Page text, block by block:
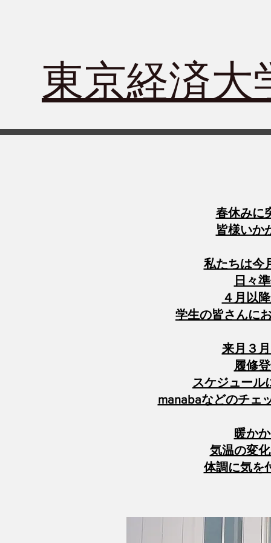
東京経済大
春休みに
皆様いか
私たちは今
日々
４月以
学生の皆さんに
来月３
履修
スケジュール
​manabaなどのチェ
暖か
気温の変
体調に気を